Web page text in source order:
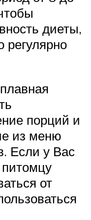
диеты,
регулярно
порций и
из меню
Если у Вас
питомцу
от